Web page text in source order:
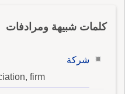
كلمات شبيهة ومرادفات
شركة
firm